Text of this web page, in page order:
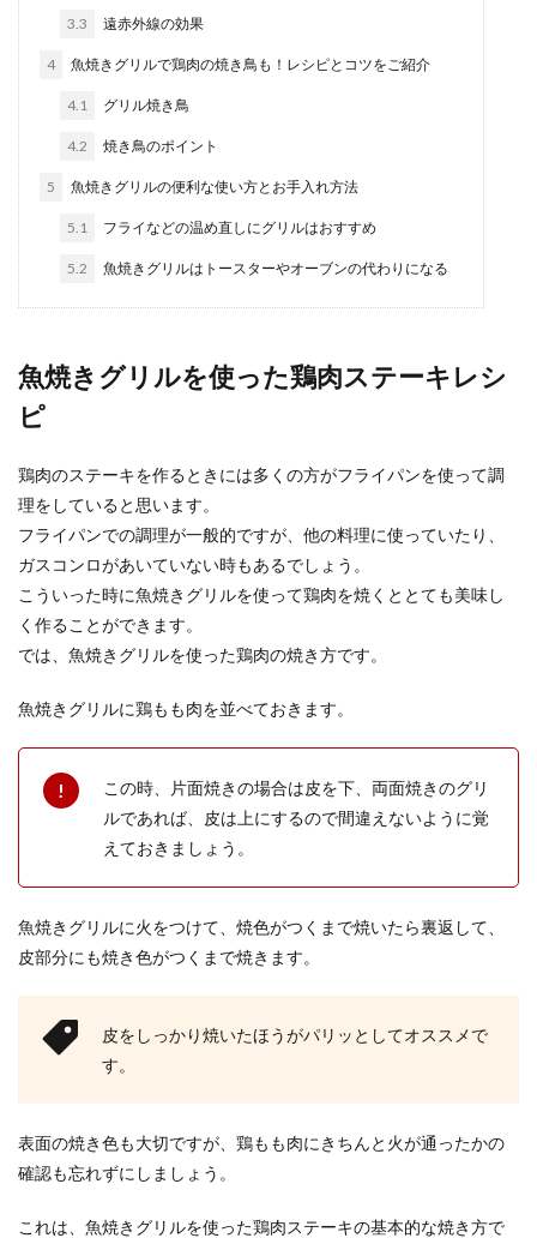
野菜スティックで大根が辛い時の対処
お店で食べる野菜スティックやコンビニで売って
し、家で作...
アをご紹介
ご飯の美味しい炊き方とは？裏ワザや
研ぎ方の基本を紹介
るのでしょうか？どこの家庭にもあるあの調味料
残った天ぷらをお弁当用にアレンジ！
おすすめレシピをご紹介
しまう時もありますよね。 そんな場合は天ぷらを
い？梅干しの干し方とは
いいのでしょ...
3.3 遠赤外線の効果
4 魚焼きグリルで鶏肉の焼き鳥も！レシピとコツをご紹介
4.1 グリル焼き鳥
4.2 焼き鳥のポイント
5 魚焼きグリルの便利な使い方とお手入れ方法
5.1 フライなどの温め直しにグリルはおすすめ
5.2 魚焼きグリルはトースターやオーブンの代わりになる
魚焼きグリルを使った鶏肉ステーキレシ
ピ
鶏肉のステーキを作るときには多くの方がフライパンを使って調
理をしていると思います。
フライパンでの調理が一般的ですが、他の料理に使っていたり、
ガスコンロがあいていない時もあるでしょう。
こういった時に魚焼きグリルを使って鶏肉を焼くととても美味し
く作ることができます。
では、魚焼きグリルを使った鶏肉の焼き方です。
魚焼きグリルに鶏もも肉を並べておきます。
この時、片面焼きの場合は皮を下、両面焼きのグリ
ルであれば、皮は上にするので間違えないように覚
えておきましょう。
魚焼きグリルに火をつけて、焼色がつくまで焼いたら裏返して、
皮部分にも焼き色がつくまで焼きます。
皮をしっかり焼いたほうがパリッとしてオススメで
す。
表面の焼き色も大切ですが、鶏もも肉にきちんと火が通ったかの
確認も忘れずにしましょう。
これは、魚焼きグリルを使った鶏肉ステーキの基本的な焼き方で